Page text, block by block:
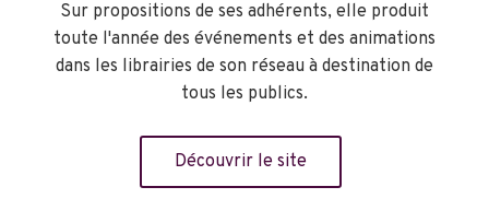
TOURNÉES GÉNÉRALES
Sur propositions de ses adhérents, elle produit
toute l'année des événements et des animations
dans les librairies de son réseau à destination de
tous les publics.
Découvrir le site